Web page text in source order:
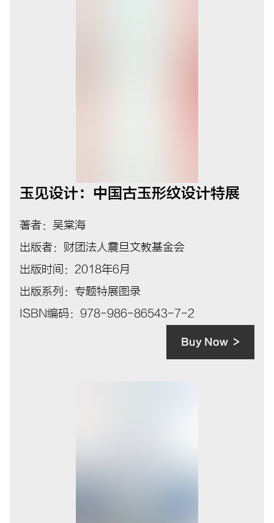
玉见设计：中国古玉形纹设计特展
著者：吴棠海
出版者：财团法人震旦文教基金会
出版时间：2018年6月
出版系列：专题特展图录
ISBN编码：978-986-86543-7-2
Buy Now